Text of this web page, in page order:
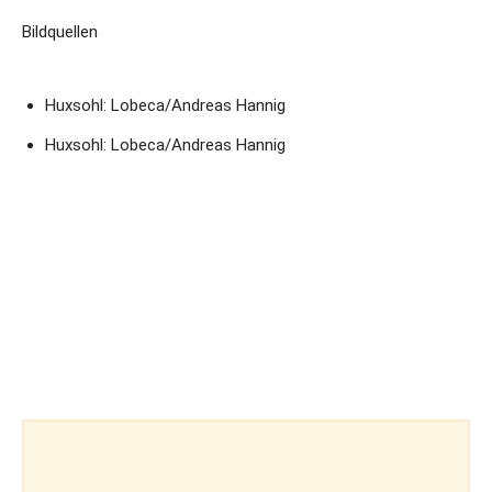
Bildquellen
Huxsohl: Lobeca/Andreas Hannig
Huxsohl: Lobeca/Andreas Hannig